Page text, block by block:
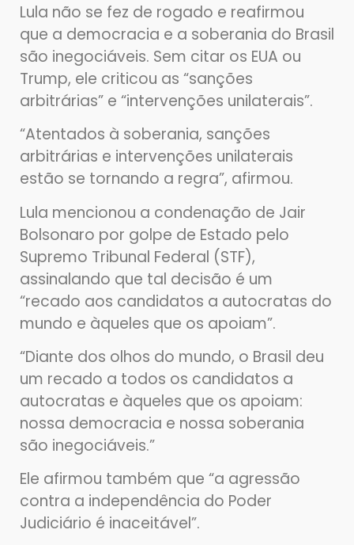
Lula não se fez de rogado e reafirmou
que a democracia e a soberania do Brasil
são inegociáveis. Sem citar os EUA ou
Trump, ele criticou as “sanções
arbitrárias” e “intervenções unilaterais”.
“Atentados à soberania, sanções
arbitrárias e intervenções unilaterais
estão se tornando a regra”, afirmou.
Lula mencionou a condenação de Jair
Bolsonaro por golpe de Estado pelo
Supremo Tribunal Federal (STF),
assinalando que tal decisão é um
“recado aos candidatos a autocratas do
mundo e àqueles que os apoiam”.
“Diante dos olhos do mundo, o Brasil deu
um recado a todos os candidatos a
autocratas e àqueles que os apoiam:
nossa democracia e nossa soberania
são inegociáveis.”
Ele afirmou também que “a agressão
contra a independência do Poder
Judiciário é inaceitável”.